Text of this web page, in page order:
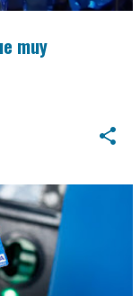
muy